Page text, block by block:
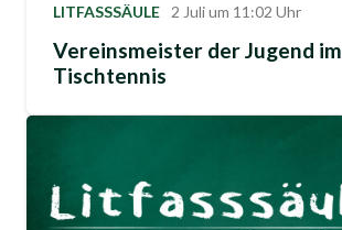
LITFASSSÄULE 2 Juli um 11:02 Uhr
Vereinsmeister der Jugend im
Tischtennis